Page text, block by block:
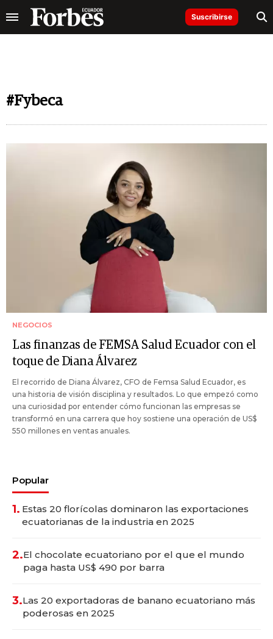
Suscribirse
#Fybeca
NEGOCIOS
Las finanzas de FEMSA Salud Ecuador con el
toque de Diana Álvarez
El recorrido de Diana Álvarez, CFO de Femsa Salud Ecuador, es
una historia de visión disciplina y resultados. Lo que empezó como
una curiosidad por entender cómo funcionan las empresas se
transformó en una carrera que hoy sostiene una operación de US$
550 millones en ventas anuales.
Popular
1. Estas 20 florícolas dominaron las exportaciones
ecuatorianas de la industria en 2025
2.El chocolate ecuatoriano por el que el mundo
paga hasta US$ 490 por barra
3.Las 20 exportadoras de banano ecuatoriano más
poderosas en 2025